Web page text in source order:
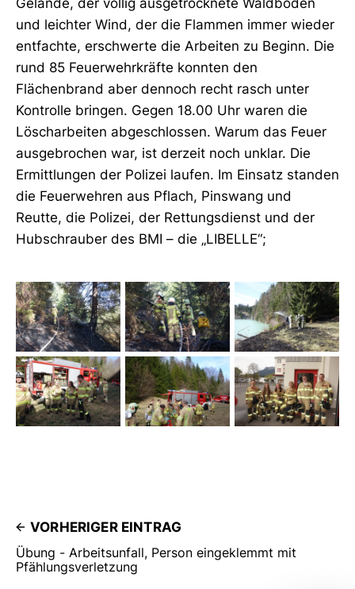
und leichter Wind, der die Flammen immer wieder
entfachte, erschwerte die Arbeiten zu Beginn. Die
rund 85 Feuerwehrkräfte konnten den
Flächenbrand aber dennoch recht rasch unter
Kontrolle bringen. Gegen 18.00 Uhr waren die
Löscharbeiten abgeschlossen. Warum das Feuer
ausgebrochen war, ist derzeit noch unklar. Die
Ermittlungen der Polizei laufen. Im Einsatz standen
die Feuerwehren aus Pflach, Pinswang und
Reutte, die Polizei, der Rettungsdienst und der
Hubschrauber des BMI – die „LIBELLE“;
VORHERIGER EINTRAG
Übung - Arbeitsunfall, Person eingeklemmt mit
Pfählungsverletzung